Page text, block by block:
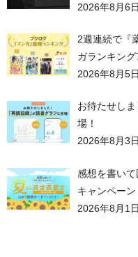
2026年8月6日
2週連続で『
ガランキン
2026年8月5日
お待たせし
場！
2026年8月3日
感想を書い
キャンペーン
2026年8月1日